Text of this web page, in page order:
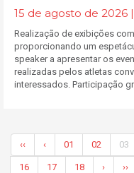
15 de agosto de 2026
Realização de exibições
proporcionando um
speaker a apresentar os
realizadas pelos atletas
interessados. Participação
‹‹ ‹ 01 02 03
16 17 18 › ››